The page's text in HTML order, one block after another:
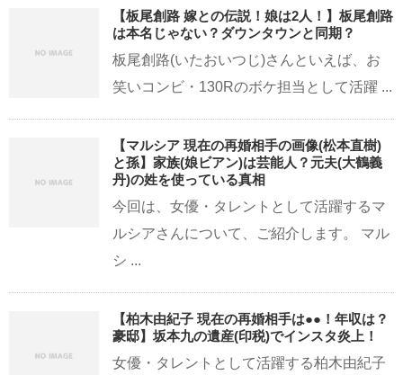
【板尾創路 嫁との伝説！娘は2人！】板尾創路
は本名じゃない？ダウンタウンと同期？
板尾創路(いたおいつじ)さんといえば、お
笑いコンビ・130Rのボケ担当として活躍 ...
【マルシア 現在の再婚相手の画像(松本直樹)
と孫】家族(娘ビアン)は芸能人？元夫(大鶴義
丹)の姓を使っている真相
今回は、女優・タレントとして活躍するマ
ルシアさんについて、ご紹介します。 マル
シ ...
【柏木由紀子 現在の再婚相手は●●！年収は？
豪邸】坂本九の遺産(印税)でインスタ炎上！
女優・タレントとして活躍する柏木由紀子